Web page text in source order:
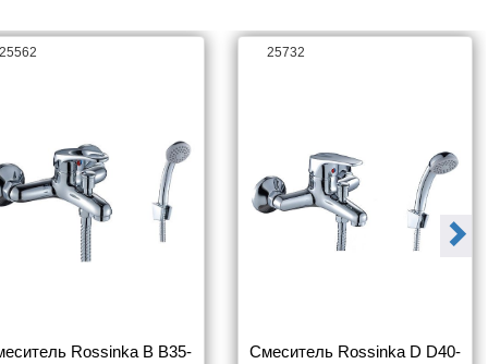
25562
Rossinka B B35-
25732
Смеситель Rossinka D D40-